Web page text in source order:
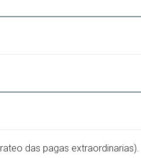
das pagas extraordinarias).